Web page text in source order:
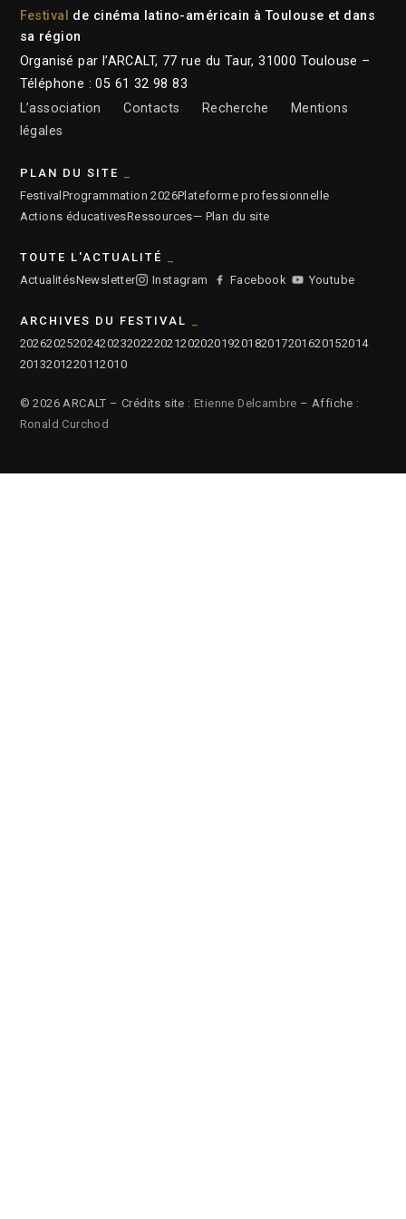
Festival
de cinéma latino-américain à Toulouse et dans
sa région
Organisé par l’ARCALT, 77 rue du Taur, 31000 Toulouse –
Téléphone : 05 61 32 98 83
L’association
Contacts Recherche
Mentions
légales
PLAN DU SITE
FestivalProgrammation 2026Plateforme professionnelle
Actions éducativesRessources— Plan du site
TOUTE L'ACTUALITÉ
ActualitésNewsletter Instagram Facebook Youtube
ARCHIVES DU FESTIVAL
2026202520242023202220212020201920182017201620152014
2013201220112010
© 2026 ARCALT – Crédits site : Etienne Delcambre – Affiche :
Ronald Curchod